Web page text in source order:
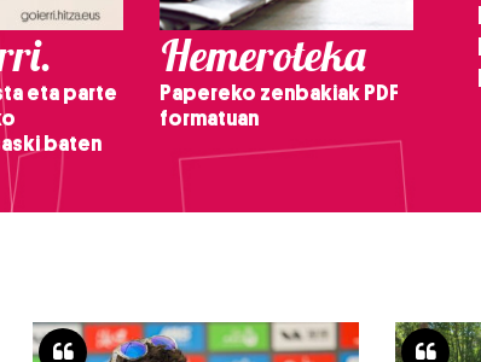
eta parte
baten
Hemeroteka
Papereko zenbakiak PDF
formatuan